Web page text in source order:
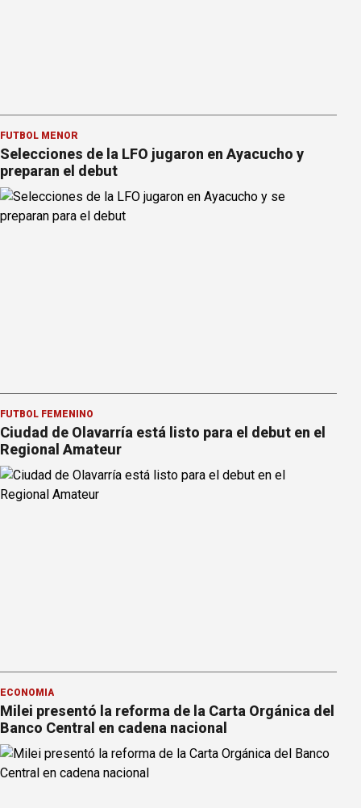
FÚTBOL MENOR
Selecciones de la LFO jugaron en Ayacucho y
preparan el debut
FÚTBOL FEMENINO
Ciudad de Olavarría está listo para el debut en el
Regional Amateur
ECONOMÍA
Milei presentó la reforma de la Carta Orgánica del
Banco Central en cadena nacional